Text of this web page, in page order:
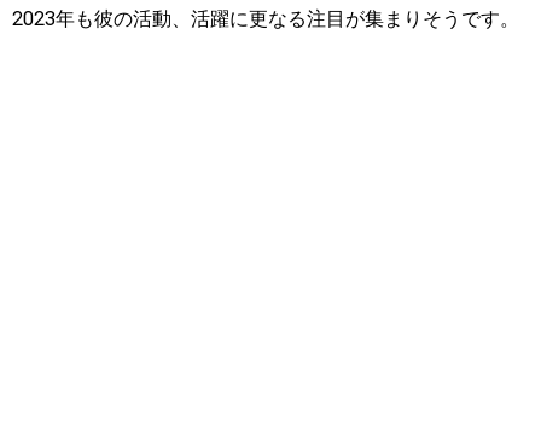
2023年も彼の活動、活躍に更なる注目が集まりそうです。